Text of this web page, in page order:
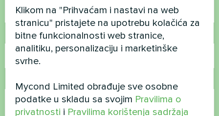
E-pošta
Komentar
Klikom na "Prihvaćam i nastavi na web
stranicu" pristajete na upotrebu kolačića za
bitne funkcionalnosti web stranice,
analitiku, personalizaciju i marketinške
svrhe.
Mycond Limited obrađuje sve osobne
podatke u skladu sa svojim Pravilima o
privatnosti i Pravilima korištenja sadržaja